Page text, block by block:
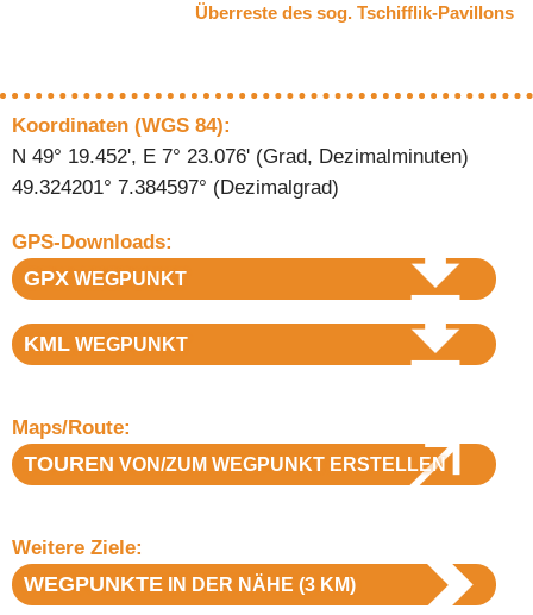
Überreste des sog. Tschifflik-Pavillons
Koordinaten (WGS 84):
N 49° 19.452', E 7° 23.076' (Grad, Dezimalminuten)
49.324201° 7.384597° (Dezimalgrad)
GPS-Downloads:
GPX WEGPUNKT
KML WEGPUNKT
Maps/Route:
TOUREN VON/ZUM WEGPUNKT ERSTELLEN
Weitere Ziele:
WEGPUNKTE IN DER NÄHE (3 KM)